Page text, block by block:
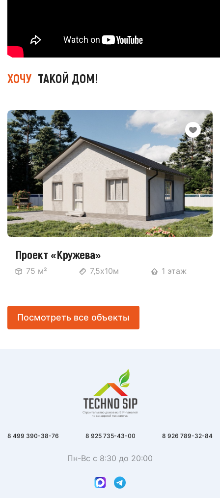
ХОЧУ ТАКОЙ ДОМ!
Проект «Кружева»
75 м² 7,5х10м 1 этаж
Посмотреть все объекты
8 499 390-38-76 8 925 735-43-00 8 926 789-32-84
Пн-Вс с 8:30 до 20:00